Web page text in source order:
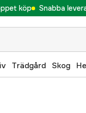
köp Snabba
Trädgård Skog